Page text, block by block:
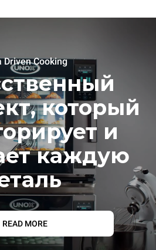
Driven Cooking
который
и
каждую
READ MORE